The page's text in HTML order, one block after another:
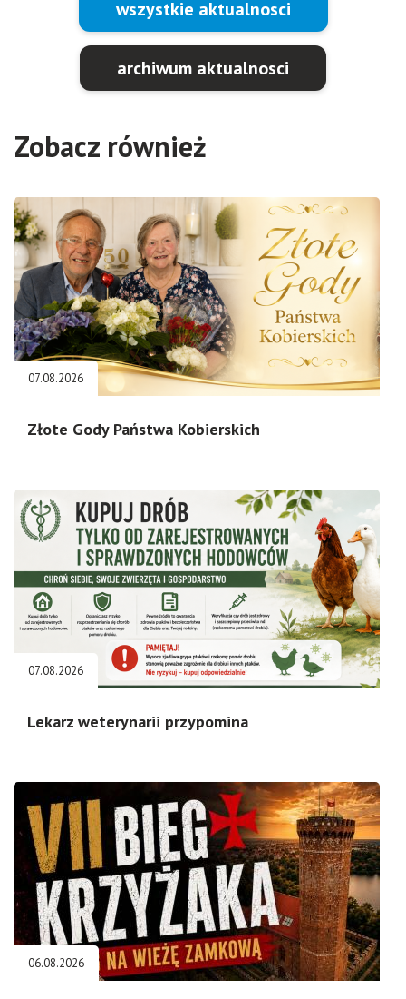
wszystkie aktualnosci
archiwum aktualnosci
Zobacz również
07.08.2026
Złote Gody Państwa Kobierskich
07.08.2026
Lekarz weterynarii przypomina
06.08.2026